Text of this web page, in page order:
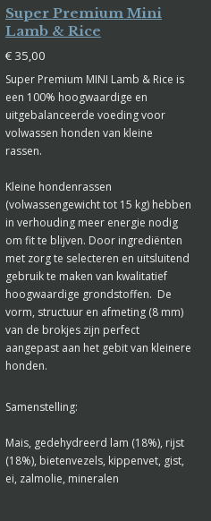
Super Premium Mini
Lamb & Rice
€ 35,00
Super Premium MINI Lamb & Rice is
een 100% hoogwaardige en
uitgebalanceerde voeding voor
volwassen honden van kleine
rassen.
Kleine hondenrassen
(volwassengewicht tot 15 kg) hebben
in verhouding meer energie nodig
om fit te blijven. Door ingrediënten
met zorg te selecteren en uitsluitend
gebruik te maken van kwalitatief
hoogwaardige grondstoffen. De
vorm, structuur en afmeting (8 mm)
van de brokjes zijn perfect
aangepast aan het gebit van kleinere
honden.
Samenstelling:
Mais, gedehydreerd lam (18%), rijst
(18%), bietenvezels, kippenvet, gist,
ei, zalmolie, mineralen